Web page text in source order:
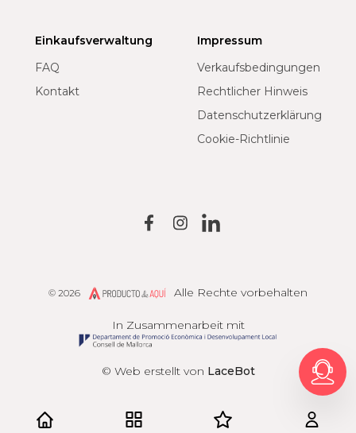
Einkaufsverwaltung
FAQ
Kontakt
Impressum
Verkaufsbedingungen
Rechtlicher Hinweis
Datenschutzerklärung
Cookie-Richtlinie
© Web erstellt von LaceBot
In Zusammenarbeit mit
© 2026 Producto de AquíAlle Rechte vorbehalten